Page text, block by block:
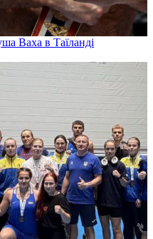
Ваха в Таїланді